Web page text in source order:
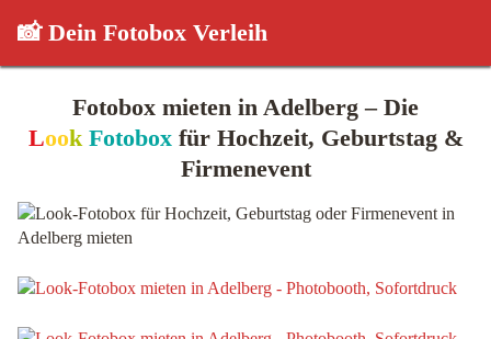
📸 Dein Fotobox Verleih
Fotobox mieten in Adelberg – Die
Look Fotoboxfür Hochzeit, Geburtstag &
Firmenevent